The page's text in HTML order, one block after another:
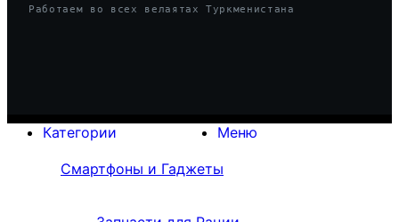
Работаем во всех велаятах Туркменистана
Меню
Категории
Смартфоны и Гаджеты